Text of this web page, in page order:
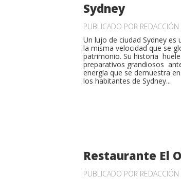
Sydney
PUBLICADO POR REDACCIÓN
Un lujo de ciudad Sydney
la misma velocidad que se
patrimonio. Su historia
preparativos grandiosos
energía que se demuestra
los habitantes de Sydney...
Restaurante El
PUBLICADO POR REDACCIÓN